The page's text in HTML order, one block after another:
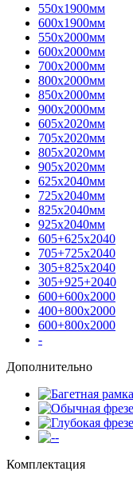
550х1900мм
600х1900мм
550х2000мм
600х2000мм
700х2000мм
800х2000мм
850х2000мм
900х2000мм
605х2020мм
705х2020мм
805х2020мм
905х2020мм
625х2040мм
725х2040мм
825х2040мм
925х2040мм
605+625х2040
705+725х2040
305+825х2040
305+925+2040
600+600х2000
400+800х2000
600+800х2000
-
Дополнительно
-
Комплектация